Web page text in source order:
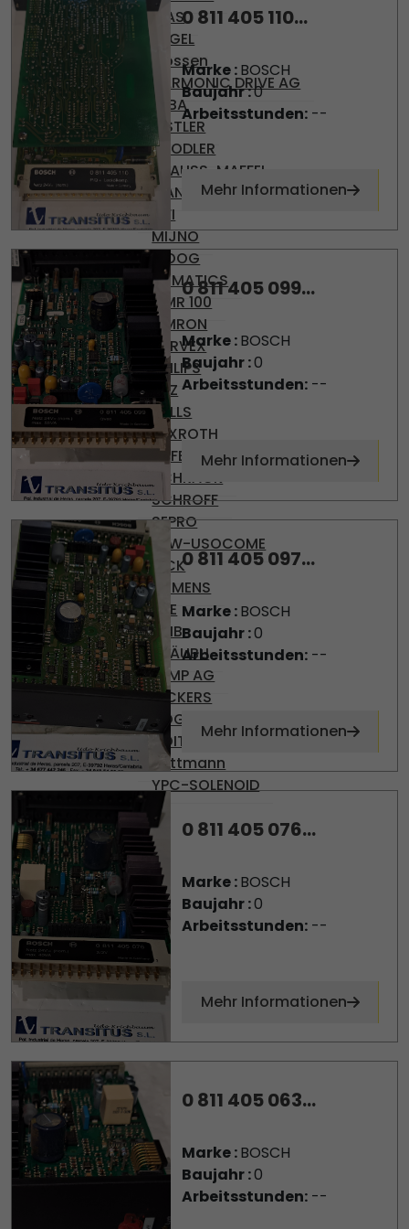
DIAS
ENGEL
Gossen
HARMONIC DRIVE AG
KEBA
KISTLER
KNODLER
KRAUSS-MAFFEI
MANNESMAN
MFI
MIJNO
MOOG
NUMATICS
OMR 100
OMRON
PARVEX
PHILIPS
PILZ
PULLS
REXROTH
SAFEMASTER
SCHRACK
SCHROFF
SEPRO
SEW-USOCOME
SICK
SIEMENS
SKE
SMB
STÄUBLI
TEMP AG
VICKERS
VOGEL
VOITH
Wittmann
YPC-SOLENOID
0 811 405 110...
Marke :BOSCH
Baujahr :0
Arbeitsstunden:--
Mehr Informationen
0 811 405 099...
Marke :BOSCH
Baujahr :0
Arbeitsstunden:--
Mehr Informationen
0 811 405 097...
Marke :BOSCH
Baujahr :0
Arbeitsstunden:--
Mehr Informationen
0 811 405 076...
Marke :BOSCH
Baujahr :0
Arbeitsstunden:--
Mehr Informationen
0 811 405 063...
Marke :BOSCH
Baujahr :0
Arbeitsstunden:--